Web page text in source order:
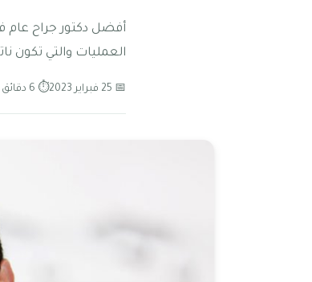
أفضل دكتور جراح
العمليات والتي تكون
📅 25 فبراير 2023 ⏱ 6 دقائق قراءة